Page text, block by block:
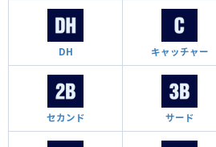
DH キャッチャー
セカンド サード